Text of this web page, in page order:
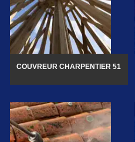
COUVREUR CHARPENTIER 51